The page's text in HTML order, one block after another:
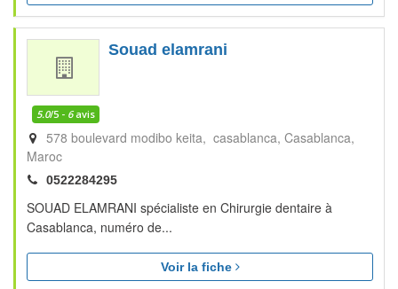
Souad elamrani
5.0/5 - 6avis
578 boulevard modibo keita, casablanca Casablanca
Maroc
0522284295
SOUAD ELAMRANI spécialiste en Chirurgie dentaire à
Casablanca, numéro de...
Voir la fiche